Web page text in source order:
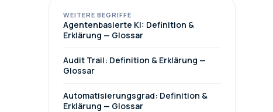
WEITERE BEGRIFFE
Agentenbasierte KI: Definition &
Erklärung — Glossar
Audit Trail: Definition & Erklärung —
Glossar
Automatisierungsgrad: Definition &
Erklärung — Glossar